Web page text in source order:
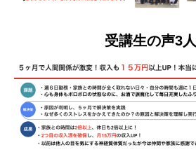
受講生の声3